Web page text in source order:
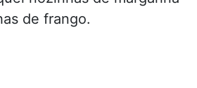
de frango.